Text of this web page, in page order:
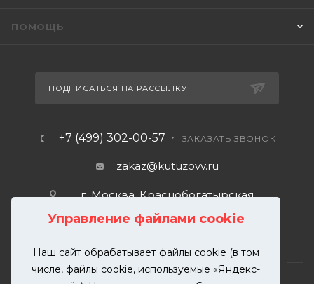
Управление файлами cookie
Наш сайт обрабатывает файлы cookie (в том
числе, файлы cookie, используемые «Яндекс-
ПОМОЩЬ
ПОДПИСАТЬСЯ НА РАССЫЛКУ
+7 (499) 302-00-57 ЗАКАЗАТЬ ЗВОНОК
zakaz@kutuzovv.ru
г. Москва, Краснобогатырская